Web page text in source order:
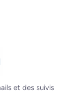
et des suivis